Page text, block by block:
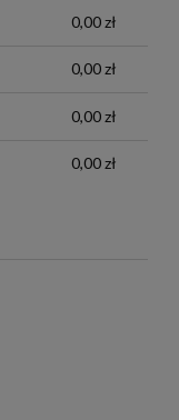
0,00 zł
0,00 zł
0,00 zł
0,00 zł